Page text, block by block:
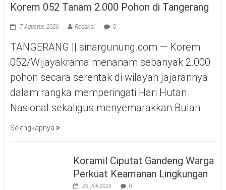
Korem 052 Tanam 2.000 Pohon di Tangerang
7 Agustus 2026 Redaksi 0
TANGERANG || sinargunung.com — Korem
052/Wijayakrama menanam sebanyak 2.000
pohon secara serentak di wilayah jajarannya
dalam rangka memperingati Hari Hutan
Nasional sekaligus menyemarakkan Bulan
Selengkapnya
Koramil Ciputat Gandeng Warga
Perkuat Keamanan Lingkungan
26 Juli 2026 0